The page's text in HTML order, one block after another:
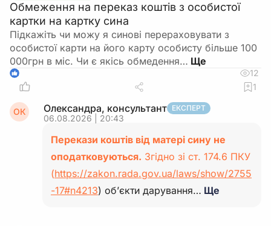
Обмеження на переказ коштів з особистої
картки на картку сина
Підкажіть чи можу я синові перераховувати з
особистої карти на його карту особисту більше 100
000грн в міс. Чи є якісь обмедення…
1
12
1
ОК Олександра, консультант ЕКСПЕРТ
06.08.2026 | 20:43
Перекази коштів від матері сину не
оподатковуються. Згідно зі ст. 174.6 ПКУ
(https://zakon.rada.gov.ua/laws/show/2755
-17#n4213) об’єкти дарування… Ще